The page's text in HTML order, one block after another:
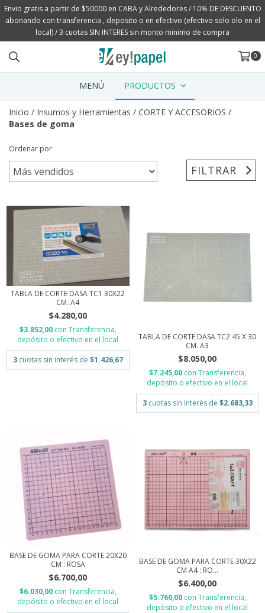
Envio gratis a partir de $50000 en CABA y Alrededores / 10% DE DESCUENTO
abonando con transferencia , deposito o en efectivo (efectivo solo olo en el
local) / 3 cuotas SIN INTERES sin monto minimo de compra
0
MENÚ PRODUCTOS
Inicio / Insumos y Herramientas / CORTE Y ACCESORIOS /
Bases de goma
Ordenar por
FILTRAR
TABLA DE CORTE DASA TC1 30X22
CM. A4
$4.280,00
$3.852,00 con Transferencia,
depósito o efectivo en el local
3 cuotas sin interés de $1.426,67
TABLA DE CORTE DASA TC2 45 X 30
CM. A3
$8.050,00
$7.245,00 con Transferencia,
depósito o efectivo en el local
3 cuotas sin interés de $2.683,33
BASE DE GOMA PARA CORTE 20X20
CM : ROSA
$6.700,00
$6.030,00 con Transferencia,
depósito o efectivo en el local
BASE DE GOMA PARA CORTE 30X22
CM A4 : RO...
$6.400,00
$5.760,00 con Transferencia,
depósito o efectivo en el local